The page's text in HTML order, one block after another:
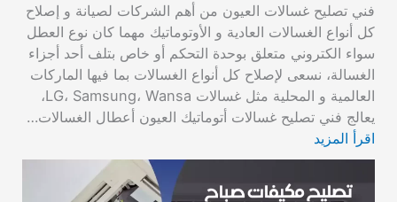
فني تصليح غسالات العيون من أهم الشركات لصيانة و إصلاح
كل أنواع الغسالات العادية و الأوتوماتيك مهما كان نوع العطل
سواء الكتروني متعلق بوحدة التحكم أو خاص بتلف أحد أجزاء
الغسالة، نسعى لإصلاح كل أنواع الغسالات بما فيها الماركات
العالمية و المحلية مثل غسالات LG، Samsung، Wansa،
يعالج فني تصليح غسالات أتوماتيك العيون أعطال الغسالات…
اقرأ المزيد